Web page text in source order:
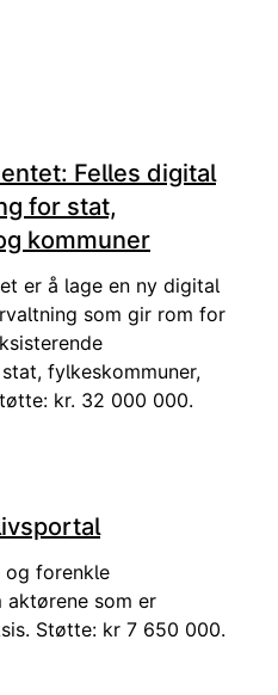
Felles digital
for stat,
kommuner
er å lage en ny digital
som gir rom for
fylkeskommuner,
kr. 32 000 000.
og forenkle
aktørene som er
Støtte: kr 7 650 000.